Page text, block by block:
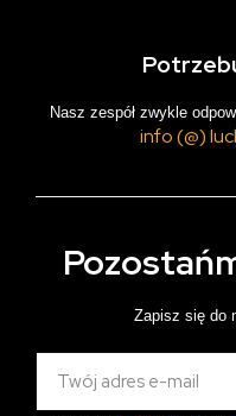
Nasz zespół zwykle
info (@)
Zapisz się do